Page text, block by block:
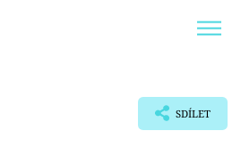
SDÍLET